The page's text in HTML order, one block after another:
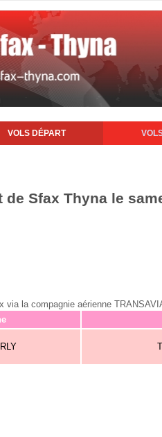
VOLS DÉPART
Sfax Thyna le
la compagnie aérienne